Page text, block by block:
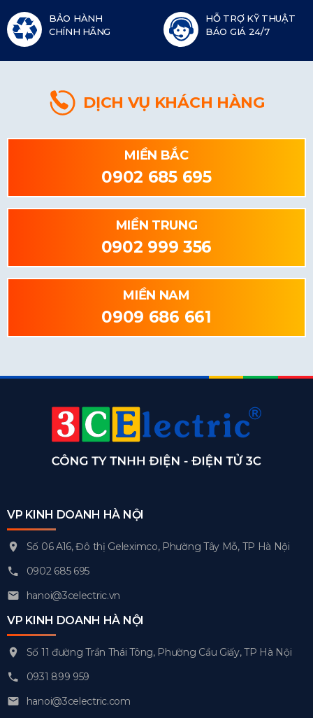
BẢO HÀNH
CHÍNH HÃNG
HỖ TRỢ KỸ THUẬT
BÁO GIÁ 24/7
DỊCH VỤ KHÁCH HÀNG
MIỀN BẮC
0902 685 695
MIỀN TRUNG
0902 999 356
MIỀN NAM
0909 686 661
VP KINH DOANH HÀ NỘI
Số 06 A16, Đô thị Geleximco, Phường Tây Mỗ, TP Hà Nội
0902 685 695
hanoi@3celectric.vn
VP KINH DOANH HÀ NỘI
Số 11 đường Trần Thái Tông, Phường Cầu Giấy, TP Hà Nội
0931 899 959
hanoi@3celectric.com